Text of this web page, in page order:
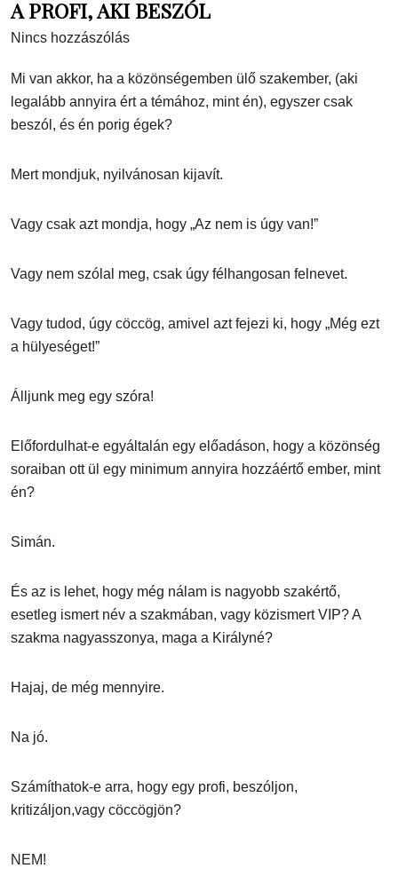
A PROFI, AKI BESZÓL
Nincs hozzászólás
Mi van akkor, ha a közönségemben ülő szakember, (aki
legalább annyira ért a témához, mint én), egyszer csak
beszól, és én porig égek?
Mert mondjuk, nyilvánosan kijavít.
Vagy csak azt mondja, hogy „Az nem is úgy van!”
Vagy nem szólal meg, csak úgy félhangosan felnevet.
Vagy tudod, úgy cöccög, amivel azt fejezi ki, hogy „Még ezt
a hülyeséget!”
Álljunk meg egy szóra!
Előfordulhat-e egyáltalán egy előadáson, hogy a közönség
soraiban ott ül egy minimum annyira hozzáértő ember, mint
én?
Simán.
És az is lehet, hogy még nálam is nagyobb szakértő,
esetleg ismert név a szakmában, vagy közismert VIP? A
szakma nagyasszonya, maga a Királyné?
Hajaj, de még mennyire.
Na jó.
Számíthatok-e arra, hogy egy profi, beszóljon,
kritizáljon,vagy cöccögjön?
NEM!